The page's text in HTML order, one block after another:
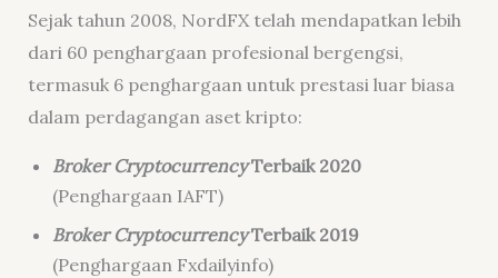
Sejak tahun 2008, NordFX telah mendapatkan lebih
dari 60 penghargaan profesional bergengsi,
termasuk 6 penghargaan untuk prestasi luar biasa
dalam perdagangan aset kripto:
Broker CryptocurrencyTerbaik 2020
(Penghargaan IAFT)
Broker CryptocurrencyTerbaik 2019
(Penghargaan Fxdailyinfo)